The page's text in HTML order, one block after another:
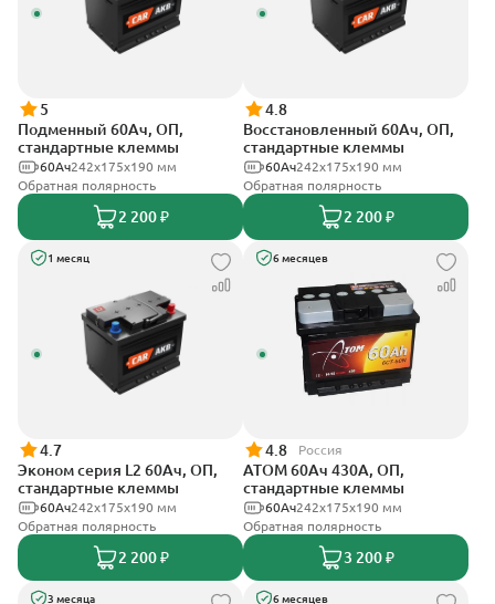
5
Подменный 60Ач, ОП,
стандартные клеммы
242х175х190 мм
60Ач
Обратная полярность
2 200 ₽
4.8
Восстановленный 60Ач, ОП,
стандартные клеммы
242х175х190 мм
60Ач
Обратная полярность
2 200 ₽
1 месяц
4.7
Эконом серия L2 60Ач, ОП,
стандартные клеммы
242х175х190 мм
60Ач
Обратная полярность
2 200 ₽
6 месяцев
4.8 Россия
АТОМ 60Ач 430А, ОП,
стандартные клеммы
242х175х190 мм
60Ач
Обратная полярность
3 200 ₽
3 месяца 6 месяцев